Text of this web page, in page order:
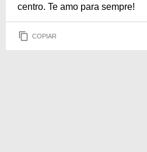
centro. Te amo para sempre!
COPIAR